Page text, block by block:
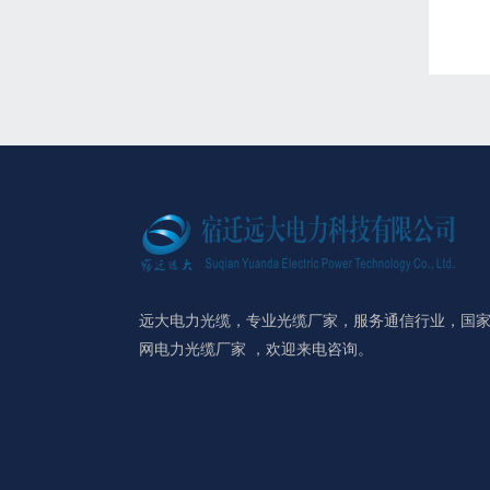
远大电力光缆，专业光缆厂家，服务通信行业，国
网电力光缆厂家 ，欢迎来电咨询。